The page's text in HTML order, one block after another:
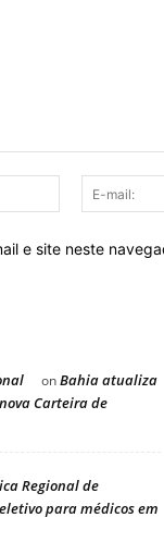
Nome:
e site neste
onBahia atualiza
Carteira de
Regional de
para médicos em